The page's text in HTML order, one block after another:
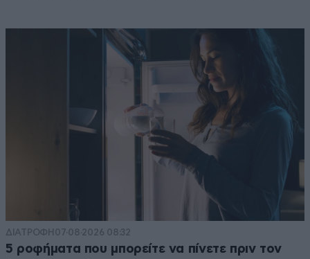
ΔΙΑΤΡΟΦΗ 07·08·2026 08:32
5 ροφήματα που μπορείτε να πίνετε πριν τον